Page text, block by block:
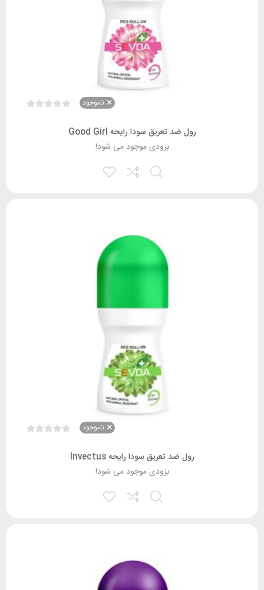
ناموجود
رول ضد تعریق سودا رایحه Good Girl
بزودی موجود می شود!
ناموجود
رول ضد تعریق سودا رایحه Invectus
بزودی موجود می شود!